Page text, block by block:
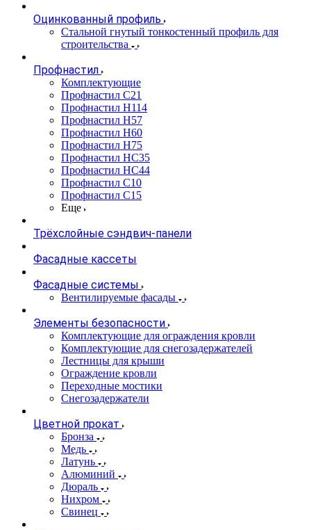
Оцинкованный профиль
Стальной гнутый тонкостенный профиль для
строительства
Профнастил
Комплектующие
Профнастил C21
Профнастил Н114
Профнастил Н57
Профнастил Н60
Профнастил Н75
Профнастил НС35
Профнастил НС44
Профнастил С10
Профнастил С15
Еще
Трёхслойные сэндвич-панели
Фасадные кассеты
Фасадные системы
Вентилируемые фасады
Элементы безопасности
Комплектующие для ограждения кровли
Комплектующие для снегозадержателей
Лестницы для крыши
Ограждение кровли
Переходные мостики
Снегозадержатели
Цветной прокат
Бронза
Медь
Латунь
Алюминий
Дюраль
Нихром
Свинец